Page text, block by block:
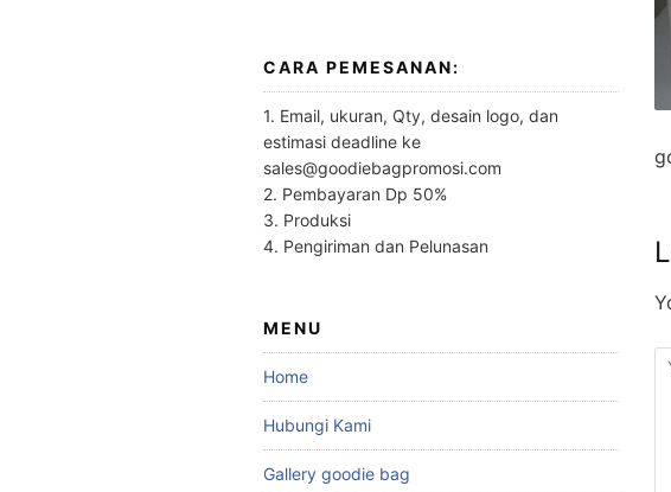
CARA PEMESANAN:
1. Email, ukuran, Qty, desain logo, dan
estimasi deadline ke
sales@goodiebagpromosi.com
2. Pembayaran Dp 50%
3. Produksi
4. Pengiriman dan Pelunasan
MENU
Home
Hubungi Kami
Gallery goodie bag